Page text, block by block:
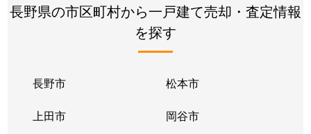
長野県の市区町村から一戸建て売却・査定情報
を探す
長野市 松本市
上田市 岡谷市